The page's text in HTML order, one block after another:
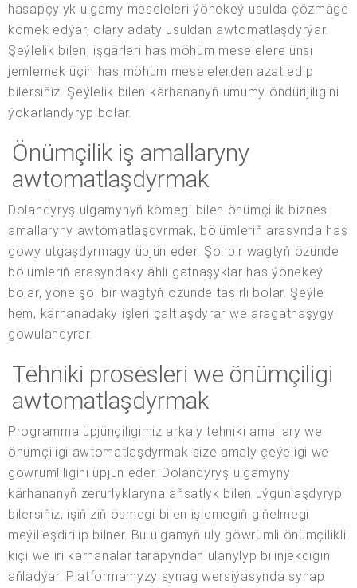
hasapçylyk ulgamy meseleleri ýönekeý usulda çözmäge
kömek edýär, olary adaty usuldan awtomatlaşdyrýar.
Şeýlelik bilen, işgärleri has möhüm meselelere ünsi
jemlemek üçin has möhüm meselelerden azat edip
bilersiňiz. Şeýlelik bilen kärhananyň umumy öndürijiligini
ýokarlandyryp bolar.
Önümçilik iş amallaryny
awtomatlaşdyrmak
Dolandyryş ulgamynyň kömegi bilen önümçilik biznes
amallaryny awtomatlaşdyrmak, bölümleriň arasynda has
gowy utgaşdyrmagy üpjün eder. Şol bir wagtyň özünde
bölümleriň arasyndaky ähli gatnaşyklar has ýönekeý
bolar, ýöne şol bir wagtyň özünde täsirli bolar. Şeýle
hem, kärhanadaky işleri çaltlaşdyrar we aragatnaşygy
gowulandyrar.
Tehniki prosesleri we önümçiligi
awtomatlaşdyrmak
Programma üpjünçiligimiz arkaly tehniki amallary we
önümçiligi awtomatlaşdyrmak size amaly çeýeligi we
göwrümliligini üpjün eder. Dolandyryş ulgamyny
kärhananyň zerurlyklaryna aňsatlyk bilen uýgunlaşdyryp
bilersiňiz, işiňiziň ösmegi bilen işlemegiň giňelmegi
meýilleşdirilip bilner. Bu ulgamyň uly göwrümli önümçilikli
kiçi we iri kärhanalar tarapyndan ulanylyp bilinjekdigini
aňladýar. Platformamyzy synag wersiýasynda synap